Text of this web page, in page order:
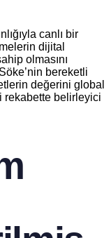
canlı bir
dijital
olmasını
bereketli
değerini global
rekabette belirleyici